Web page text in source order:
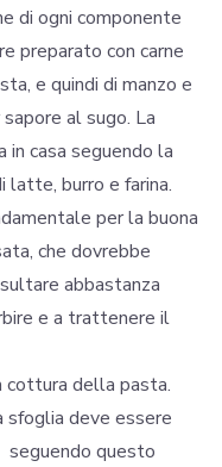
di ogni componente
preparato con carne
e quindi di manzo e
al sugo. La
casa seguendo la
latte, burro e farina.
per la buona
che dovrebbe
abbastanza
e a trattenere il
della pasta.
sfoglia deve essere
seguendo questo